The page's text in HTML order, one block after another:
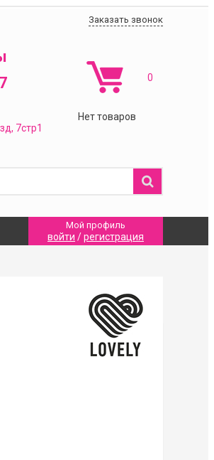
Заказать звонок
7стр1
Нет товаров
0
Мой профиль
войти /регистрация